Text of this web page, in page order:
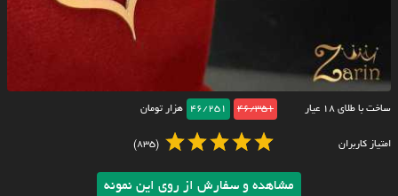
ساخت با طلای ۱۸ عیار 46/351
46/251 هزار تومان
امتیاز کاربران (835)
مشاهده و سفارش از روی این نمونه